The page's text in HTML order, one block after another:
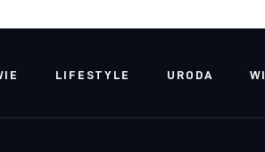
LIFESTYLE URODA